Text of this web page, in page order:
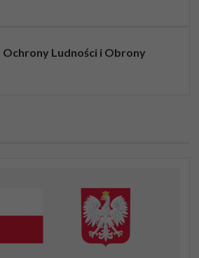
Ochrony Ludności i Obrony